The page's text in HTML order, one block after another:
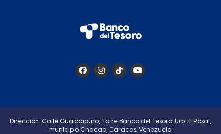
Dirección: Calle Guaicaipuro, Torre Banco del Tesoro. Urb. El Rosal,
municipio Chacao, Caracas. Venezuela